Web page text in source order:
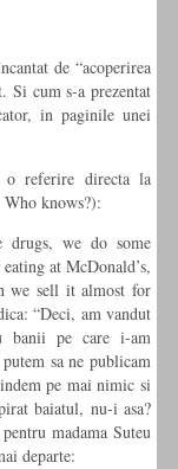
de “acoperirea
Si cum s-a prezentat
in paginile unei
referire directa la
knows?):
drugs, we do some
at McDonald’s,
we sell it almost for
“Deci, am vandut
banii pe care i-am
sa ne publicam
pe mai nimic si
baiatul, nu-i asa?
madama Suteu
departe: